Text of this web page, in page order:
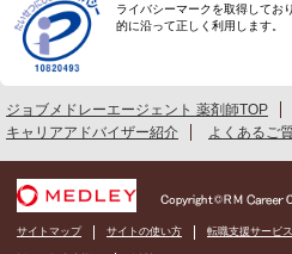
ライバシーマークを取得してお
的に沿って正しく利用します。
ジョブメドレーエージェント 薬剤師TOP
キャリアアドバイザー紹介
よくあるご
サイトマップ サイトの使い方 転職支援サービ